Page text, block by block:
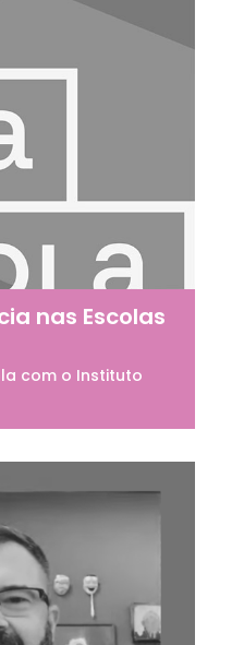
nas Escolas
com o Instituto